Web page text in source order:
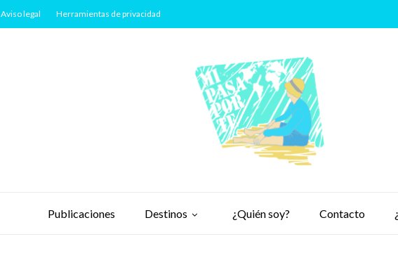
Publicaciones Destinos ¿Quién soy? Contacto
Aviso legal Herramientas de privacidad